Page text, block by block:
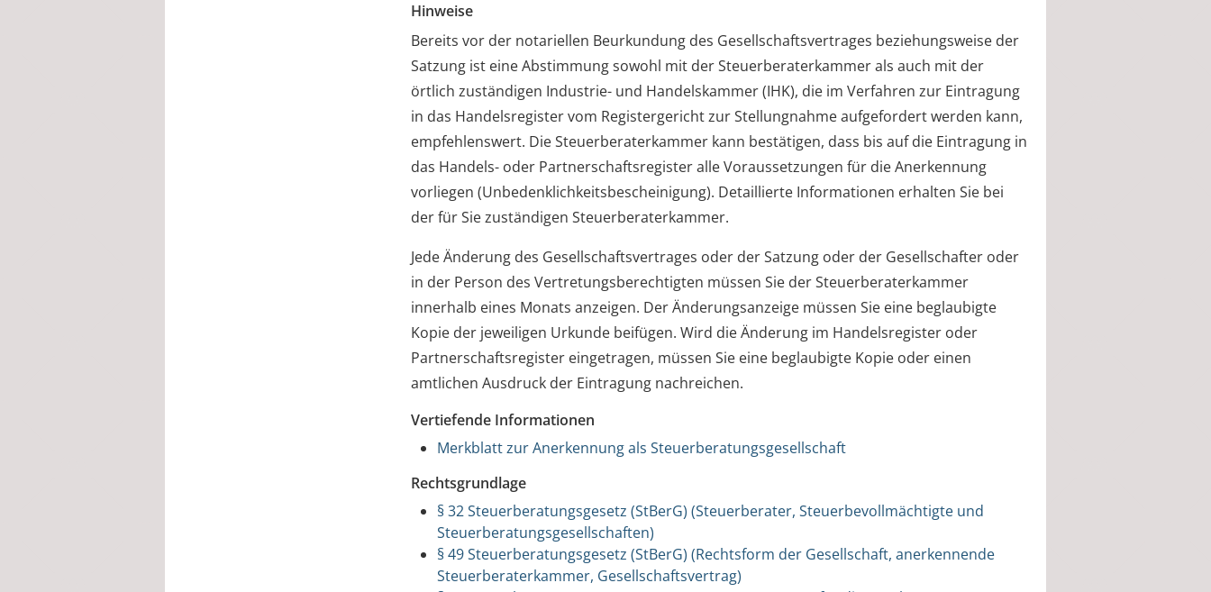
Hinweise
Bereits vor der notariellen Beurkundung des Gesellschaftsvertrages beziehungsweise der
Satzung ist eine Abstimmung sowohl mit der Steuerberaterkammer als auch mit der
örtlich zuständigen Industrie- und Handelskammer (IHK), die im Verfahren zur Eintragung
in das Handelsregister vom Registergericht zur Stellungnahme aufgefordert werden kann,
empfehlenswert. Die Steuerberaterkammer kann bestätigen, dass bis auf die Eintragung in
das Handels- oder Partnerschaftsregister alle Voraussetzungen für die Anerkennung
vorliegen (Unbedenklichkeitsbescheinigung). Detaillierte Informationen erhalten Sie bei
der für Sie zuständigen Steuerberaterkammer.
Jede Änderung des Gesellschaftsvertrages oder der Satzung oder der Gesellschafter oder
in der Person des Vertretungsberechtigten müssen Sie der Steuerberaterkammer
innerhalb eines Monats anzeigen. Der Änderungsanzeige müssen Sie eine beglaubigte
Kopie der jeweiligen Urkunde beifügen. Wird die Änderung im Handelsregister oder
Partnerschaftsregister eingetragen, müssen Sie eine beglaubigte Kopie oder einen
amtlichen Ausdruck der Eintragung nachreichen.
Vertiefende Informationen
Merkblatt zur Anerkennung als Steuerberatungsgesellschaft
Rechtsgrundlage
§ 32 Steuerberatungsgesetz (StBerG) (Steuerberater, Steuerbevollmächtigte und
Steuerberatungsgesellschaften)
§ 49 Steuerberatungsgesetz (StBerG) (Rechtsform der Gesellschaft, anerkennende
Steuerberaterkammer, Gesellschaftsvertrag)